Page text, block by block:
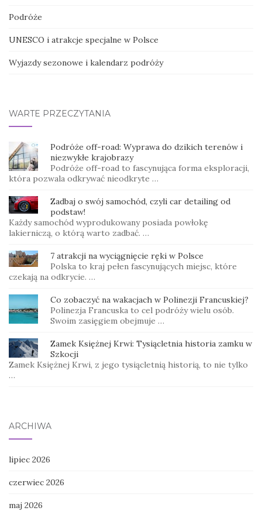
Podróże
UNESCO i atrakcje specjalne w Polsce
Wyjazdy sezonowe i kalendarz podróży
WARTE PRZECZYTANIA
Podróże off-road: Wyprawa do dzikich terenów i
niezwykłe krajobrazy
Podróże off-road to fascynująca forma eksploracji,
która pozwala odkrywać nieodkryte …
Zadbaj o swój samochód, czyli car detailing od
podstaw!
Każdy samochód wyprodukowany posiada powłokę
lakierniczą, o którą warto zadbać. …
7 atrakcji na wyciągnięcie ręki w Polsce
Polska to kraj pełen fascynujących miejsc, które
czekają na odkrycie. …
Co zobaczyć na wakacjach w Polinezji Francuskiej?
Polinezja Francuska to cel podróży wielu osób.
Swoim zasięgiem obejmuje …
Zamek Księżnej Krwi: Tysiącletnia historia zamku w
Szkocji
Zamek Księżnej Krwi, z jego tysiącletnią historią, to nie tylko
…
ARCHIWA
lipiec 2026
czerwiec 2026
maj 2026